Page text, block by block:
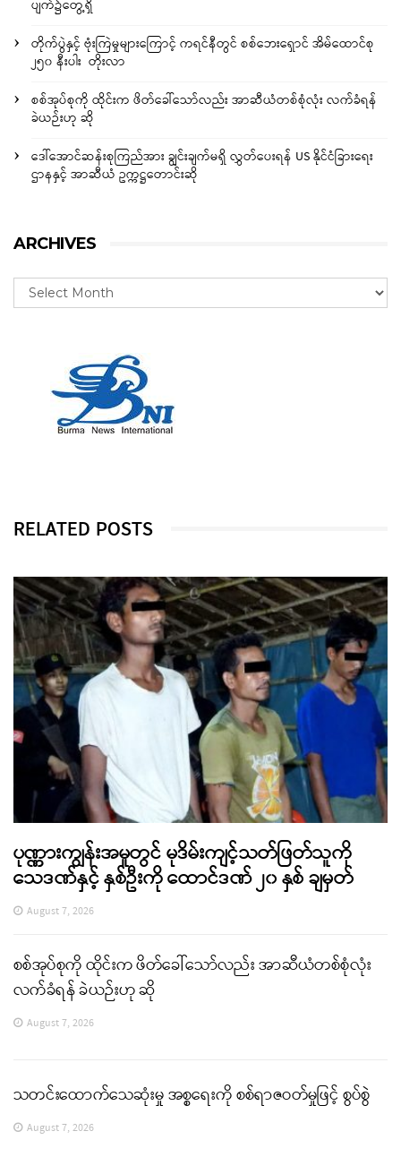
ပျက်၌တွေ့ရှိ
တိုက်ပွဲနှင့် ဗုံးကြဲမှုများကြောင့် ကရင်နီတွင် စစ်ဘေးရှောင် အိမ်ထောင်စု
၂၅၀ နီးပါး တိုးလာ
စစ်အုပ်စုကို ထိုင်းက ဖိတ်ခေါ်သော်လည်း အာဆီယံတစ်စုံလုံး လက်ခံရန်
ခဲယဉ်းဟု ဆို
ဒေါ်အောင်ဆန်းစုကြည်အား ချွင်းချက်မရှိ လွှတ်ပေးရန် US နိုင်ငံခြားရေး
ဌာနနှင့် အာဆီယံ ဥက္ကဋ္ဌတောင်းဆို
ARCHIVES
RELATED POSTS
ပုဏ္ဏားကျွန်းအမှုတွင် မုဒိမ်းကျင့်သတ်ဖြတ်သူကို
သေဒဏ်နှင့် နှစ်ဦးကို ထောင်ဒဏ် ၂၀ နှစ် ချမှတ်
August 7, 2026
စစ်အုပ်စုကို ထိုင်းက ဖိတ်ခေါ်သော်လည်း အာဆီယံတစ်စုံလုံး
လက်ခံရန် ခဲယဉ်းဟု ဆို
August 7, 2026
သတင်းထောက်သေဆုံးမှု အစ္စရေးကို စစ်ရာဇဝတ်မှုဖြင့် စွပ်စွဲ
August 7, 2026